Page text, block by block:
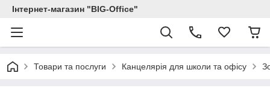
Інтернет-магазин "BIG-Office"
Товари та послуги Канцелярія для школи та офісу